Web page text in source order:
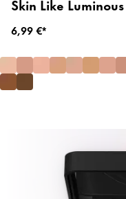
Skin Like
6,99 €*